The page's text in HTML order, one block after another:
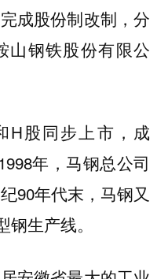
成股份制改制，分
山钢铁股份有限公
H股同步上市，成
年，马钢总公司
90年代末，马钢又
生产线。